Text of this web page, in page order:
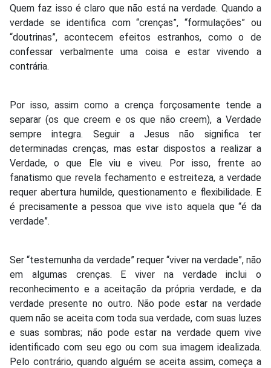
Quem faz isso é claro que não está na verdade. Quando a
verdade se identifica com “crenças”, “formulações” ou
“doutrinas”, acontecem efeitos estranhos, como o de
confessar verbalmente uma coisa e estar vivendo a
contrária.
Por isso, assim como a crença forçosamente tende a
separar (os que creem e os que não creem), a Verdade
sempre integra. Seguir a Jesus não significa ter
determinadas crenças, mas estar dispostos a realizar a
Verdade, o que Ele viu e viveu. Por isso, frente ao
fanatismo que revela fechamento e estreiteza, a verdade
requer abertura humilde, questionamento e flexibilidade. E
é precisamente a pessoa que vive isto aquela que “é da
verdade”.
Ser “testemunha da verdade” requer “viver na verdade”, não
em algumas crenças. E viver na verdade inclui o
reconhecimento e a aceitação da própria verdade, e da
verdade presente no outro. Não pode estar na verdade
quem não se aceita com toda sua verdade, com suas luzes
e suas sombras; não pode estar na verdade quem vive
identificado com seu ego ou com sua imagem idealizada.
Pelo contrário, quando alguém se aceita assim, começa a